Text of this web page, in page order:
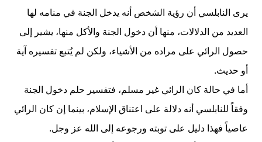
يرى النابلسي أن رؤية الشخص أنه يدخل الجنة في منامه لها
العديد من الدلالات، منها أن دخول الجنة والأكل منها، يشير إلى
حصول الرائي على مراده من الأشياء، ولكن لم يُتبع تفسيره آية
أو حديث.
أما في حالة كان الرائي غير مسلم، فتفسير حلم دخول الجنة
وفقاً للنابلسي أنه دلالة على اعتناق الإسلام، بينما إن كان الرائي
عاصياً فهذا دليل على توبته ورجوعه إلى الله عز وجل.